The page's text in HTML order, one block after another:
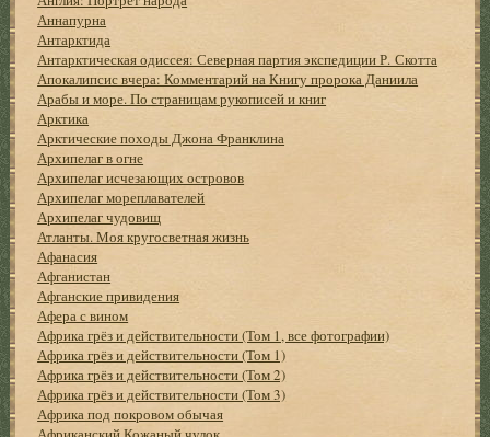
Аннапурна
Антарктида
Антарктическая одиссея: Северная партия экспедиции Р. Скотта
Апокалипсис вчера: Комментарий на Книгу пророка Даниила
Арабы и море. По страницам рукописей и книг
Арктика
Арктические походы Джона Франклина
Архипелаг в огне
Архипелаг исчезающих островов
Архипелаг мореплавателей
Архипелаг чудовищ
Атланты. Моя кругосветная жизнь
Афанасия
Афганистан
Афганские привидения
Афера с вином
Африка грёз и действительности (Том 1, все фотографии)
Африка грёз и действительности (Том 1)
Африка грёз и действительности (Том 2)
Африка грёз и действительности (Том 3)
Африка под покровом обычая